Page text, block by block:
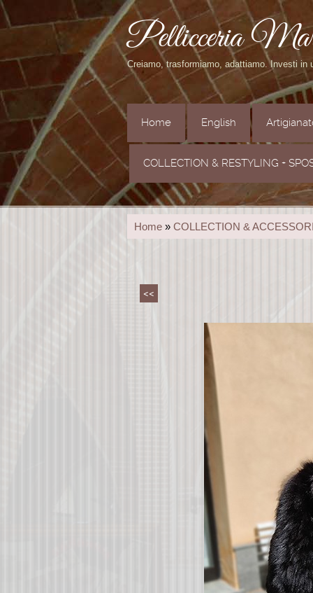
Pellicceria
Creiamo, trasformiamo, adattiamo. Investi in
Home English
COLLECTION & RESTYLING +
Home » COLLECTION &
<<